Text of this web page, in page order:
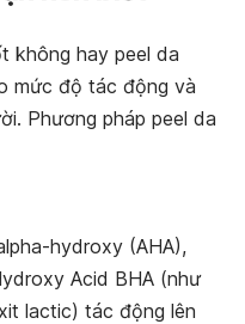
không hay peel da
mức độ tác động và
Phương pháp peel da
hydroxy (AHA),
Acid BHA (như
lactic) tác động lên